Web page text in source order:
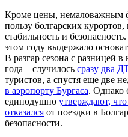
Кроме цены, немаловажным
пользу болгарских курортов,
стабильность и
этом году выдержало
В разгар сезона с разницей
года – случилось сразу два
туристов, а спустя еще две
в аэропорту Бургаса. Однако
единодушно утверждают,
отказался от поездки в
безопасности.